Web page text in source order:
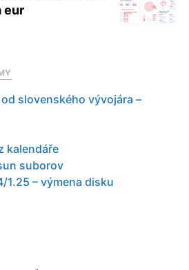
eur
slovenského vývojára –
kalendáře
suborov
1.25 – výmena disku